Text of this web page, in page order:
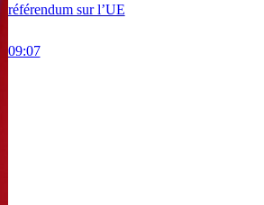
référendum sur l’UE
09:07